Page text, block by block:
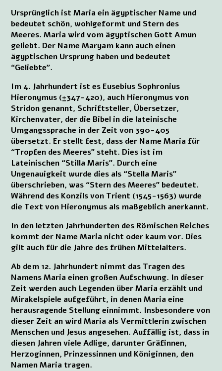
Ursprünglich ist Maria ein ägyptischer Name und
bedeutet schön, wohlgeformt und Stern des
Meeres. Maria wird vom ägyptischen Gott Amun
geliebt. Der Name Maryam kann auch einen
ägyptischen Ursprung haben und bedeutet
“Geliebte”.
Im 4. Jahrhundert ist es Eusebius Sophronius
Hieronymus (±347-420), auch Hieronymus von
Stridon genannt, Schriftsteller, Übersetzer,
Kirchenvater, der die Bibel in die lateinische
Umgangssprache in der Zeit von 390-405
übersetzt. Er stellt fest, dass der Name Maria für
“Tropfen des Meeres” steht. Dies ist im
Lateinischen “Stilla Maris”. Durch eine
Ungenauigkeit wurde dies als “Stella Maris”
überschrieben, was “Stern des Meeres” bedeutet.
Während des Konzils von Trient (1545-1563) wurde
die Text von Hieronymus als maßgeblich anerkannt.
In den letzten Jahrhunderten des Römischen Reiches
kommt der Name Maria nicht oder kaum vor. Dies
gilt auch für die Jahre des frühen Mittelalters.
Ab dem 12. Jahrhundert nimmt das Tragen des
Namens Maria einen großen Aufschwung. In dieser
Zeit werden auch Legenden über Maria erzählt und
Mirakelspiele aufgeführt, in denen Maria eine
herausragende Stellung einnimmt. Insbesondere von
dieser Zeit an wird Maria als Vermittlerin zwischen
Menschen und Jesus angesehen. Auffällig ist, dass in
diesen Jahren viele Adlige, darunter Gräfinnen,
Herzoginnen, Prinzessinnen und Königinnen, den
Namen Maria tragen.